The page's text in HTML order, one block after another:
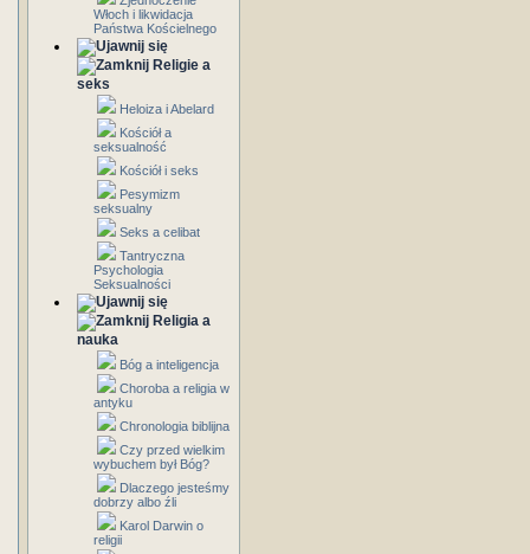
Włoch i likwidacja
Państwa Kościelnego
Religie a
seks
Heloiza i Abelard
Kościół a
seksualność
Kościół i seks
Pesymizm
seksualny
Seks a celibat
Tantryczna
Psychologia
Seksualności
Religia a
nauka
Bóg a inteligencja
Choroba a religia w
antyku
Chronologia biblijna
Czy przed wielkim
wybuchem był Bóg?
Dlaczego jesteśmy
dobrzy albo źli
Karol Darwin o
religii